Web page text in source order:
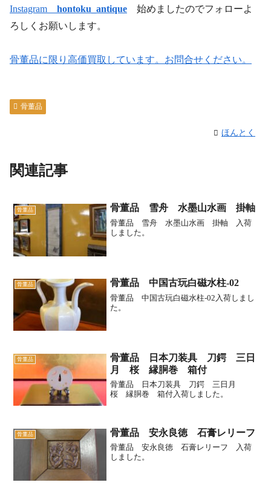
Instagram hontoku_antique 始めましたのでフォローよ
ろしくお願いします。
骨董品に限り高価買取しています。お問合せください。
骨董品
ほんとく
関連記事
骨董品 骨董品 雪舟 水墨山水画 掛軸
骨董品 雪舟 水墨山水画 掛軸 入荷
しました。
骨董品 骨董品 中国古玩白磁水柱-02
骨董品 中国古玩白磁水柱-02入荷しまし
た。
骨董品
骨董品 日本刀装具 刀鍔 三日
月 桜 縁胴巻 箱付
骨董品 日本刀装具 刀鍔 三日月
桜 縁胴巻 箱付入荷しました。
骨董品 骨董品 安永良徳 石膏レリーフ
骨董品 安永良徳 石膏レリーフ 入荷
しました。